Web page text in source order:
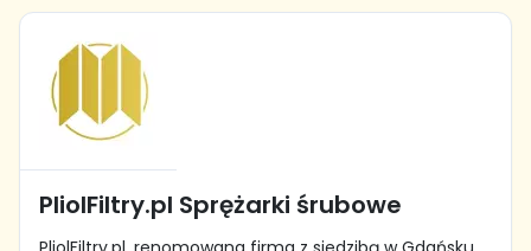
PliolFiltry.pl Sprężarki śrubowe